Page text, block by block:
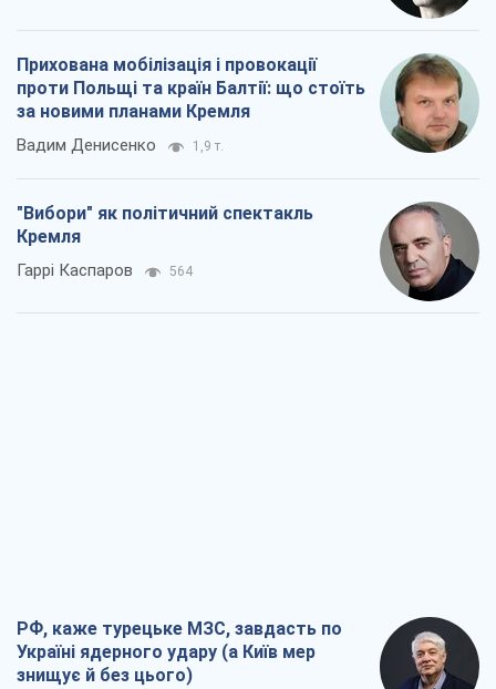
Прихована мобілізація і провокації
проти Польщі та країн Балтії: що стоїть
за новими планами Кремля
Вадим Денисенко 1,9 т.
"Вибори" як політичний спектакль
Кремля
Гаррі Каспаров 564
РФ, каже турецьке МЗС, завдасть по
Україні ядерного удару (а Київ мер
знищує й без цього)